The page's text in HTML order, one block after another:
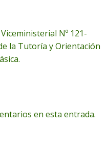
Nº 121-
la Tutoría y Orientación
en esta entrada.